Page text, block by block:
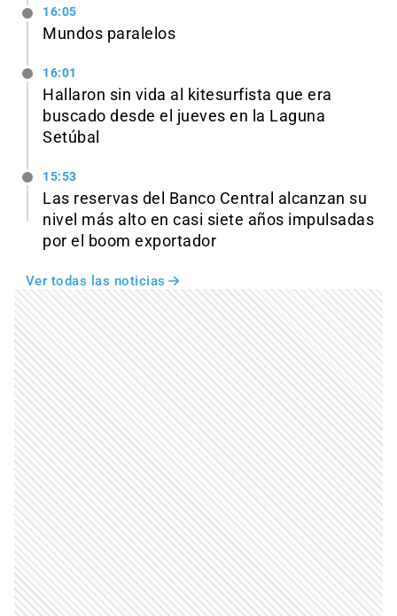
16:05
Mundos paralelos
16:01
Hallaron sin vida al kitesurfista que era
buscado desde el jueves en la Laguna
Setúbal
15:53
Las reservas del Banco Central alcanzan su
nivel más alto en casi siete años impulsadas
por el boom exportador
Ver todas las noticias